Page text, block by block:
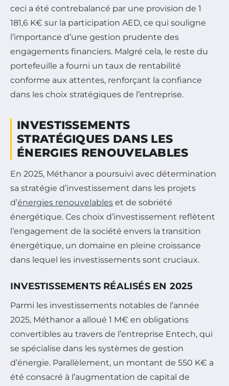
ceci a été contrebalancé par une provision de 1
181,6 K€ sur la participation AED, ce qui souligne
l’importance d’une gestion prudente des
engagements financiers. Malgré cela, le reste du
portefeuille a fourni un taux de rentabilité
conforme aux attentes, renforçant la confiance
dans les choix stratégiques de l’entreprise.
INVESTISSEMENTS
STRATÉGIQUES DANS LES
ÉNERGIES RENOUVELABLES
En 2025, Méthanor a poursuivi avec détermination
sa stratégie d’investissement dans les projets
d’énergies renouvelables et de sobriété
énergétique. Ces choix d’investissement reflètent
l’engagement de la société envers la transition
énergétique, un domaine en pleine croissance
dans lequel les investissements sont cruciaux.
INVESTISSEMENTS RÉALISÉS EN 2025
Parmi les investissements notables de l’année
2025, Méthanor a alloué 1 M€ en obligations
convertibles au travers de l’entreprise Entech, qui
se spécialise dans les systèmes de gestion
d’énergie. Parallèlement, un montant de 550 K€ a
été consacré à l’augmentation de capital de